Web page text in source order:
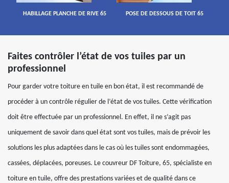
HABILLAGE PLANCHE DE RIVE 65 POSE DE DESSOUS DE TOIT 65
Faites contrôler l’état de vos tuiles par un
professionnel
Pour garder votre toiture en tuile en bon état, il est recommandé de
procéder à un contrôle régulier de l’état de vos tuiles. Cette vérification
doit être effectuée par un professionnel. En effet, il ne s’agit pas
uniquement de savoir dans quel état sont vos tuiles, mais de prévoir les
solutions les plus adaptées dans le cas où les tuiles sont endommagées,
cassées, déplacées, poreuses. Le couvreur DF Toiture, 65, spécialiste en
toiture en tuile, offre des prestations variées et de qualité dans ce